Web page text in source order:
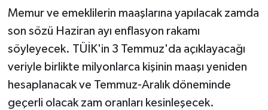
Memur ve emeklilerin maaşlarına yapılacak zamda
son sözü Haziran ayı enflasyon rakamı
söyleyecek. TÜİK'in 3 Temmuz'da açıklayacağı
veriyle birlikte milyonlarca kişinin maaşı yeniden
hesaplanacak ve Temmuz-Aralık döneminde
geçerli olacak zam oranları kesinleşecek.